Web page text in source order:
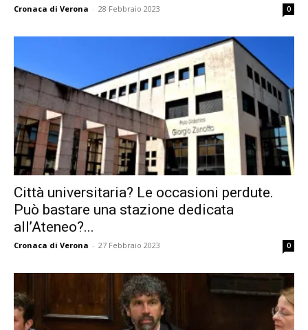
Cronaca di Verona - 28 Febbraio 2023 0
Città universitaria? Le occasioni perdute.
Può bastare una stazione dedicata
all’Ateneo?...
Cronaca di Verona - 27 Febbraio 2023 0